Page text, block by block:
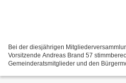
Bei der diesjährigen
Vorsitzende Andreas Brand 57
Gemeinderatsmitglieder und den